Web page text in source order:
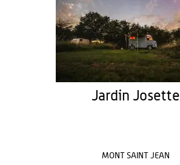
Jardin Josette
MONT SAINT JEAN